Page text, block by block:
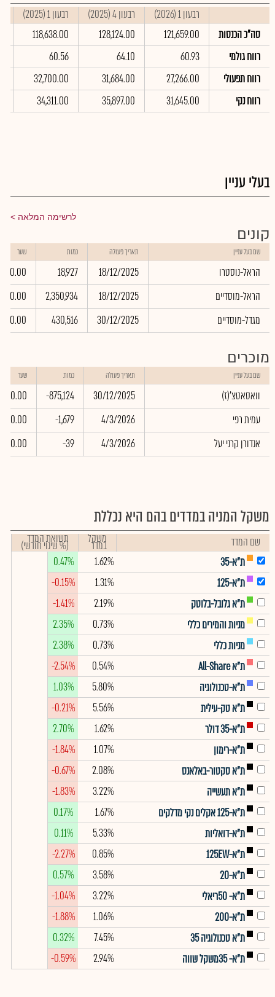
רבעון 1 (2026) רבעון 4 (2025) רבעון 1 (2025)
סה"כ הכנסות
121,659.00
128,124.00
118,638.00
רווח גולמי
60.93
64.10
60.56
רווח תפעולי
27,266.00
31,684.00
32,700.00
רווח נקי
31,645.00
35,897.00
34,311.00
בעלי עניין
לרשימה המלאה
קונים
שם בעל עניין תאריך פעולה כמות שער
הראל-נוסטרו 18/12/2025
18,927
0.00
הראל-מוסדיים
18/12/2025
2,350,934
0.00
מגדל-מוסדיים
30/12/2025
430,516
0.00
מוכרים
שם בעל עניין תאריך פעולה כמות שער
(וואסאטצ'(ז 30/12/2025
-875,124
0.00
עמית רפי
4/3/2026
-1,679
0.00
אנדורן קרני יעל
4/3/2026
-39
0.00
משקל המניה במדדים בהם היא נכללת
שם המדד משקל
במדד תשואת המדד
(% שינוי חודשי)
ת"א-35
1.62%
0.47%
ת"א-125
1.31%
-0.15%
ת"א גלובל-בלוטק
2.19%
-1.41%
מניות והמירים כללי
0.73%
2.35%
מניות כללי
0.73%
2.38%
ת"א All-Share
0.54%
-2.54%
ת"א-טכנולוגיה
5.80%
1.03%
ת"א טק-עילית
5.56%
-0.21%
ת"א-35 דולר
1.62%
2.70%
ת"א-רימון
1.07%
-1.84%
ת"א סקטור-באלאנס
2.08%
-0.67%
ת"א תעשייה
3.22%
-1.83%
ת"א-125 אקלים נקי מדלקים
1.67%
0.17%
ת"א-דואליות
5.33%
0.11%
ת"א-125EW
0.85%
-2.27%
ת"א-20
3.58%
0.57%
ת"א- 50ריאלי
3.22%
-1.04%
ת"א-200
1.06%
-1.88%
ת"א טכנולוגיה 35
7.45%
0.32%
ת"א- 35משקל שווה
2.94%
-0.59%